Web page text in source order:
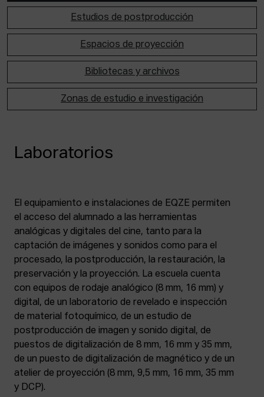
Estudios de postproducción
Espacios de proyección
Bibliotecas y archivos
Zonas de estudio e investigación
Laboratorios
El equipamiento e instalaciones de EQZE permiten
el acceso del alumnado a las herramientas
analógicas y digitales del cine, tanto para la
captación de imágenes y sonidos como para el
procesado, la postproducción, la restauración, la
preservación y la proyección. La escuela cuenta
con equipos de rodaje analógico (8 mm, 16 mm) y
digital, de un laboratorio de revelado e inspección
de material fotoquímico, de un estudio de
postproducción de imagen y sonido digital, de
puestos de digitalización de 8 mm, 16 mm y 35 mm,
de un puesto de digitalización de magnético y de un
atelier de proyección (8 mm, 9,5 mm, 16 mm, 35 mm
y DCP).